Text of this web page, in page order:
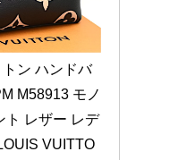
トン ハンドバ
M58913 モノ
ト レザー レデ
VUITTO